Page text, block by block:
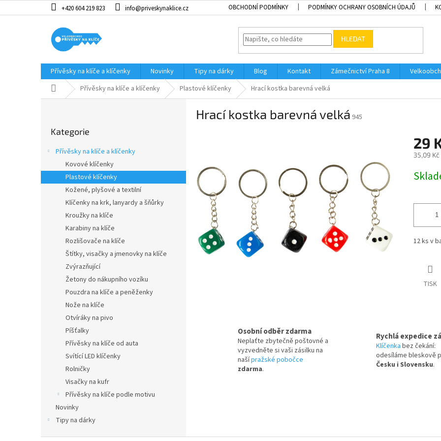
na
+420 604 219 823 info@priveskynaklice.cz OBCHODNÍ PODMÍNKY PODMÍNKY OCHRANY OSOBNÍCH ÚDAJŮ
HLEDAT
Přívěsky na klíče a klíčenky Novinky Tipy na dárky Blog Kontakt Zámečnictví Praha 8
Domů Přívěsky na klíče a klíčenky Plastové klíčenky Hrací kostka barevná velká
n
kategorie
Kategorie
Přívěsky na klíče a klíčenky
Kovové klíčenky
Plastové klíčenky
Kožené, plyšové a textilní
Klíčenky na krk, lanyardy a šňůrky
Kroužky na klíče
Karabiny na klíče
Rozlišovače na klíče
Štítky, visačky a jmenovky na klíče
Zvýrazňující
Žetony do nákupního vozíku
Pouzdra na klíče a peněženky
Nože na klíče
Otvíráky na pivo
Píšťalky
Přívěsky na klíče od auta
Svítící LED klíčenky
Rolničky
Visačky na kufr
Přívěsky na klíče podle motivu
Novinky
Tipy na dárky
Hrací kostka barevná velká 945
29
35,09
cena:
12 ks v
TISK
Osobní odběr zdarma
Neplaťte zbytečně poštovné a
vyzvedněte si vaši zásilku na
našípražské pobočce
zdarma.
Rychlá expedice
Klíčenka bez čekání:
odesíláme bleskově
Česku i Slovensku.